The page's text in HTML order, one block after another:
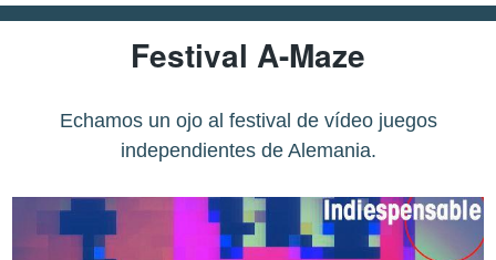
Festival A-Maze
Echamos un ojo al festival de vídeo juegos
independientes de Alemania.